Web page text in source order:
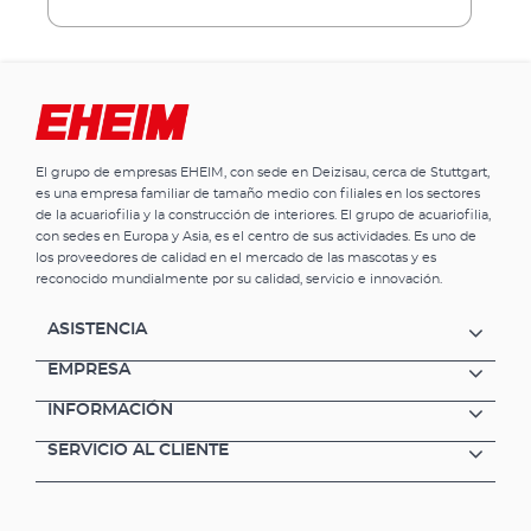
suciedad. Todos los componentes del filtro se
y... ¡a disfrutar! Beneficios del filtro de
gravedad para estanques EHEIM LOOP 7000
bajo consumo FLOW 2500 con protección
frente a sobrecalentamiento en caso de falta
de agua y esterilizador CLEAR UVC 9W
incluidos Nuevo brazo de pulverización para
tipo de clima, resistente a los golpes y a los
rayos UV Inclusive materiales filtrantes
Recipiente de filtración con tapa Bomba
Materiales filtrantes originales de EHEIM
Manguera corrugada de 5 m (3/4") Accesorios
El grupo de empresas EHEIM, con sede en Deizisau, cerca de Stuttgart,
es una empresa familiar de tamaño medio con filiales en los sectores
de la acuariofilia y la construcción de interiores. El grupo de acuariofilia,
con sedes en Europa y Asia, es el centro de sus actividades. Es uno de
los proveedores de calidad en el mercado de las mascotas y es
reconocido mundialmente por su calidad, servicio e innovación.
ASISTENCIA
EMPRESA
INFORMACIÓN
SERVICIO AL CLIENTE